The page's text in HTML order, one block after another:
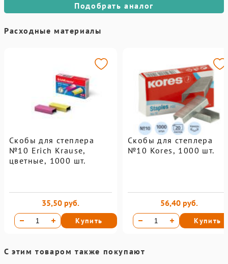
Подобрать аналог
Расходные материалы
Скобы для степлера
№10 Erich Krause,
цветные, 1000 шт.
35,50 руб.
Купить
Скобы для степлера
№10 Kores, 1000 шт.
56,40 руб.
Купить
С этим товаром также покупают